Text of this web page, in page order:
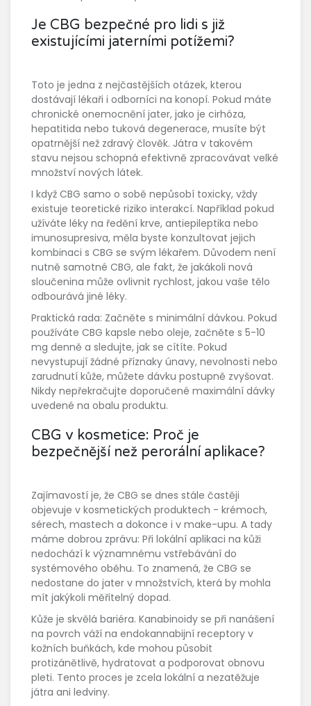
Je CBG bezpečné pro lidi s již
existujícími jaterními potížemi?
Toto je jedna z nejčastějších otázek, kterou
dostávají lékaři i odborníci na konopí. Pokud máte
chronické onemocnění jater, jako je cirhóza,
hepatitida nebo tuková degenerace, musíte být
opatrnější než zdravý člověk. Játra v takovém
stavu nejsou schopná efektivně zpracovávat velké
množství nových látek.
I když CBG samo o sobě nepůsobí toxicky, vždy
existuje teoretické riziko interakcí. Například pokud
užíváte léky na ředění krve, antiepileptika nebo
imunosupresiva, měla byste konzultovat jejich
kombinaci s CBG se svým lékařem. Důvodem není
nutně samotné CBG, ale fakt, že jakákoli nová
sloučenina může ovlivnit rychlost, jakou vaše tělo
odbourává jiné léky.
Praktická rada: Začněte s minimální dávkou. Pokud
používáte CBG kapsle nebo oleje, začněte s 5-10
mg denně a sledujte, jak se cítíte. Pokud
nevystupují žádné příznaky únavy, nevolnosti nebo
zarudnutí kůže, můžete dávku postupně zvyšovat.
Nikdy nepřekračujte doporučené maximální dávky
uvedené na obalu produktu.
CBG v kosmetice: Proč je
bezpečnější než perorální aplikace?
Zajímavostí je, že CBG se dnes stále častěji
objevuje v kosmetických produktech - krémoch,
sérech, mastech a dokonce i v make-upu. A tady
máme dobrou zprávu: Při lokální aplikaci na kůži
nedochází k významnému vstřebávání do
systémového oběhu. To znamená, že CBG se
nedostane do jater v množstvích, která by mohla
mít jakýkoli měřitelný dopad.
Kůže je skvělá bariéra. Kanabinoidy se při nanášení
na povrch váží na endokannabijní receptory v
kožních buňkách, kde mohou působit
protizánětlivě, hydratovat a podporovat obnovu
pleti. Tento proces je zcela lokální a nezatěžuje
játra ani ledviny.